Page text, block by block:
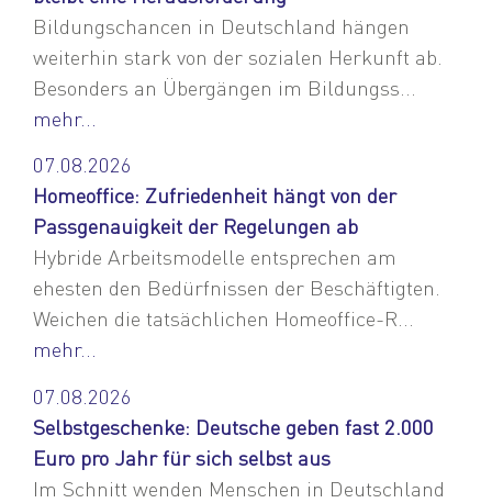
Bildungschancen in Deutschland hängen
weiterhin stark von der sozialen Herkunft ab.
Besonders an Übergängen im Bildungss...
mehr...
07.08.2026
Homeoffice: Zufriedenheit hängt von der
Passgenauigkeit der Regelungen ab
Hybride Arbeitsmodelle entsprechen am
ehesten den Bedürfnissen der Beschäftigten.
Weichen die tatsächlichen Homeoffice-R...
mehr...
07.08.2026
Selbstgeschenke: Deutsche geben fast 2.000
Euro pro Jahr für sich selbst aus
Im Schnitt wenden Menschen in Deutschland